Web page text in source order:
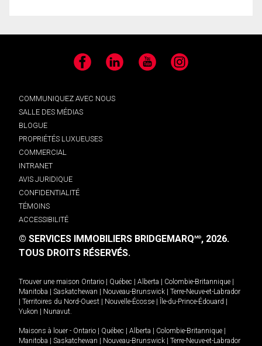
Facebook LinkedIn YouTube Instagram
COMMUNIQUEZ AVEC NOUS
SALLE DES MÉDIAS
BLOGUE
PROPRIÉTÉS LUXUEUSES
COMMERCIAL
INTRANET
AVIS JURIDIQUE
CONFIDENTIALITÉ
TÉMOINS
ACCESSIBILITÉ
© SERVICES IMMOBILIERS BRIDGEMARQMD, 2026.
TOUS DROITS RÉSERVÉS.
Trouver une maison Ontario Québec Alberta Colombie-Britannique
Manitoba
Saskatchewan Nouveau-Brunswick
Terre-Neuve-et-Labrador
Territoires du Nord-Ouest Nouvelle-Écosse Île-du-Prince-Édouard
Yukon
Nunavut.
Maisons à louer - Ontario Québec Alberta Colombie-Britannique
Manitoba
Saskatchewan Nouveau-Brunswick
Terre-Neuve-et-Labrador